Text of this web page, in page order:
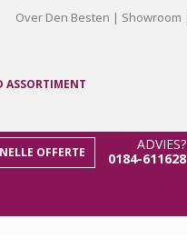
Over Den Besten Showroom
ASSORTIMENT
ADVIES?
0184-611628
OFFERTE